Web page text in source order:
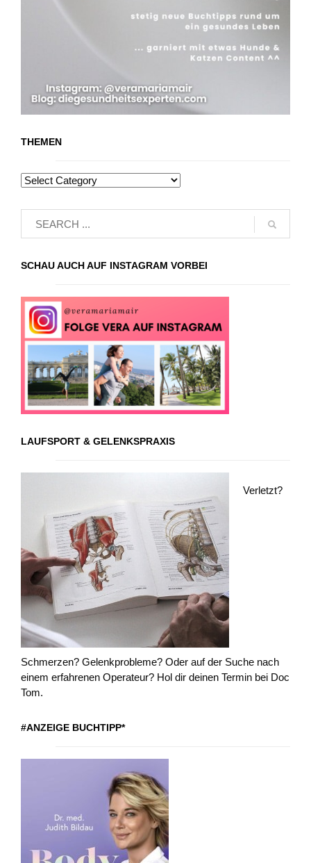
THEMEN
SCHAU AUCH AUF INSTAGRAM VORBEI
LAUFSPORT & GELENKSPRAXIS
Verletzt?
Schmerzen? Gelenkprobleme? Oder auf der Suche nach
einem erfahrenen Operateur? Hol dir deinen Termin bei Doc
Tom.
#ANZEIGE BUCHTIPP*